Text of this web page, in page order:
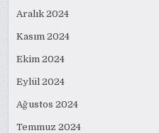
Aralık 2024
Kasım 2024
Ekim 2024
Eylül 2024
Ağustos 2024
Temmuz 2024